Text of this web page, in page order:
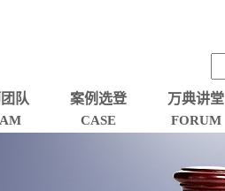
队 案例选登
CASE
万典讲堂
FORUM